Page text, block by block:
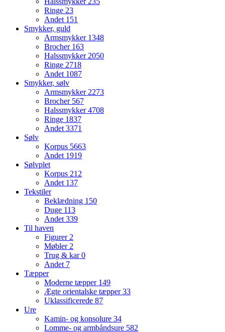
Ringe 23
Andet 151
Smykker, guld
Armsmykker 1348
Brocher 163
Halssmykker2050
Ringe 2718
Andet 1087
Smykker, sølv
Armsmykker2273
Brocher 567
Halssmykker4708
Ringe 1837
Andet3371
Sølv
Korpus 5663
Andet 1919
Sølvplet
Korpus 212
Andet 137
Tekstiler
Beklædning 150
Duge 113
Andet339
Til haven
Figurer2
Møbler2
Trug & kar0
Andet 7
Tæpper
Moderne tæpper 149
Ægte orientalske tæpper33
Uklassificerede 87
Ure
Kamin- og konsolure 34
Lomme- og armbåndsure 582